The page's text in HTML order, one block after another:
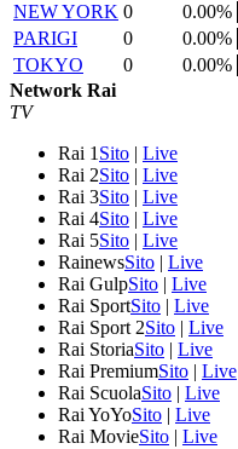
NEW YORK 0
0.00%
PARIGI
0
0.00%
TOKYO
0
0.00%
Network Rai
TV
Rai 1 Sito | Live
Rai 2Sito | Live
Rai 3Sito | Live
Rai 4Sito | Live
Rai 5Sito | Live
RainewsSito | Live
Rai GulpSito | Live
Rai SportSito | Live
Rai Sport 2Sito | Live
Rai StoriaSito | Live
Rai PremiumSito | Live
Rai ScuolaSito | Live
Rai YoYoSito | Live
Rai MovieSito | Live